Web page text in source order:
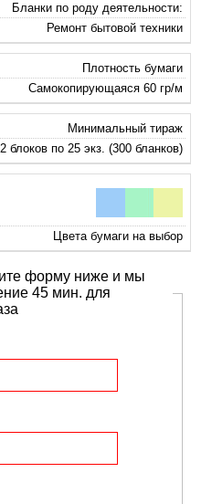
Бланки по роду деятельности:
Ремонт бытовой техники
Плотность бумаги
Самокопирующаяся 60 гр/м
Минимальный тираж
блоков по 25 экз. (300 бланков)
Цвета бумаги на выбор
форму ниже и мы
45 мин. для